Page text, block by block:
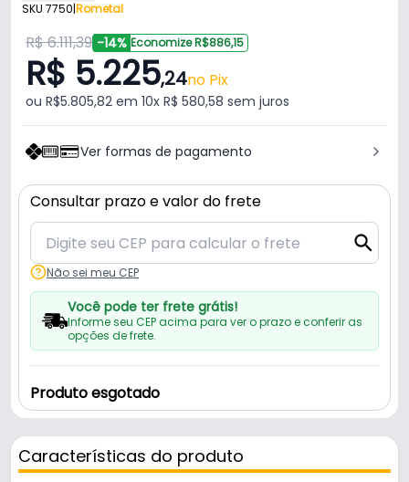
SKU 7750|Rometal
R$ 6.111,39 -14% Economize R$886,15
R$ 5.225,24no Pix
ou R$5.805,82 em 10x R$ 580,58 sem juros
Ver formas de pagamento
Consultar prazo e valor do frete
Não sei meu CEP
Você pode ter frete grátis!
Informe seu CEP acima para ver o prazo e conferir as
opções de frete.
Produto esgotado
Características do produto